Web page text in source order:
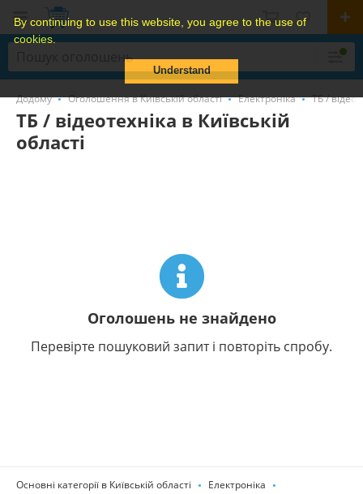
By continuing to use this website, you agree to the use of
cookies.
Understand
Додому Оголошення в Київській області Електроніка ТБ /
ТБ / відеотехніка в Київській
області
Оголошень не знайдено
Перевірте пошуковий запит і повторіть спробу.
Основні категорії в Київській області
Електроніка